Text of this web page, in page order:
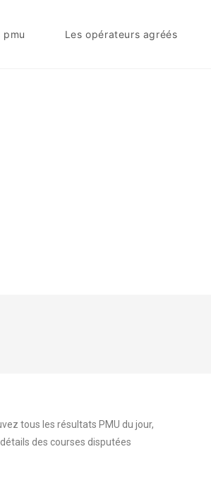
pmu Les opérateurs agréés
tous les résultats PMU du jour,
des courses disputées